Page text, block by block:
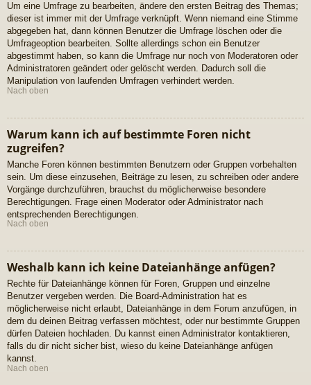
Um eine Umfrage zu bearbeiten, ändere den ersten Beitrag des Themas;
dieser ist immer mit der Umfrage verknüpft. Wenn niemand eine Stimme
abgegeben hat, dann können Benutzer die Umfrage löschen oder die
Umfrageoption bearbeiten. Sollte allerdings schon ein Benutzer
abgestimmt haben, so kann die Umfrage nur noch von Moderatoren oder
Administratoren geändert oder gelöscht werden. Dadurch soll die
Manipulation von laufenden Umfragen verhindert werden.
Nach oben
Warum kann ich auf bestimmte Foren nicht
zugreifen?
Manche Foren können bestimmten Benutzern oder Gruppen vorbehalten
sein. Um diese einzusehen, Beiträge zu lesen, zu schreiben oder andere
Vorgänge durchzuführen, brauchst du möglicherweise besondere
Berechtigungen. Frage einen Moderator oder Administrator nach
entsprechenden Berechtigungen.
Nach oben
Weshalb kann ich keine Dateianhänge anfügen?
Rechte für Dateianhänge können für Foren, Gruppen und einzelne
Benutzer vergeben werden. Die Board-Administration hat es
möglicherweise nicht erlaubt, Dateianhänge in dem Forum anzufügen, in
dem du deinen Beitrag verfassen möchtest, oder nur bestimmte Gruppen
dürfen Dateien hochladen. Du kannst einen Administrator kontaktieren,
falls du dir nicht sicher bist, wieso du keine Dateianhänge anfügen
kannst.
Nach oben